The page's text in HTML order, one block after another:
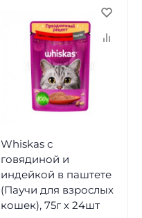
Whiskas с
говядиной и
индейкой в паштете
(Паучи для взрослых
кошек), 75г х 24шт